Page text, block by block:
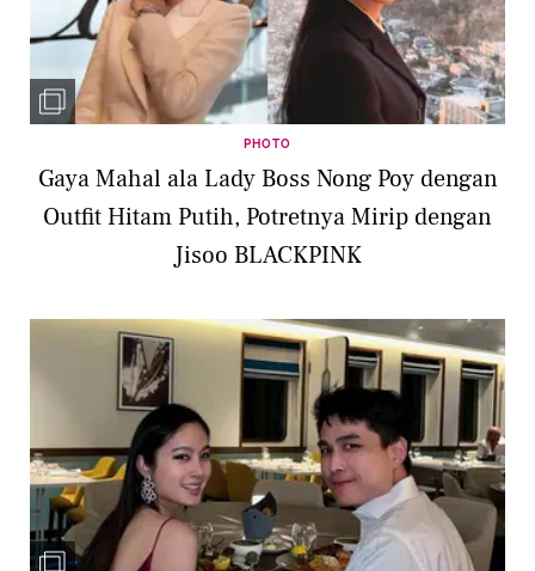
PHOTO
Gaya Mahal ala Lady Boss Nong Poy dengan
Outfit Hitam Putih, Potretnya Mirip dengan
Jisoo BLACKPINK